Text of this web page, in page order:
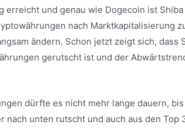
erreicht und genau wie Dogecoin ist
nach Marktkapitalisierung
ändern. Schon jetzt zeigt sich, dass
gerutscht ist und der
dürfte es nicht mehr lange dauern, bis
nach unten rutscht und auch aus den Top